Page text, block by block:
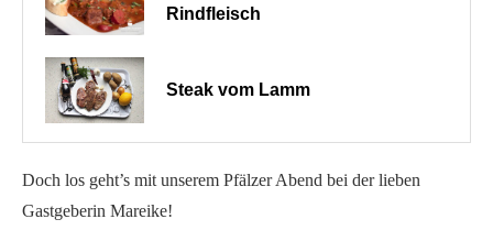
Rindfleisch
Steak vom Lamm
Doch los geht’s mit unserem Pfälzer Abend bei der lieben
Gastgeberin Mareike!